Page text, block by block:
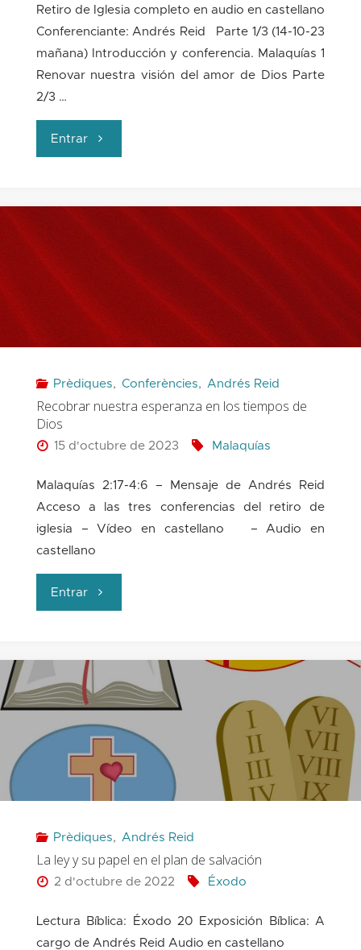
Retiro de Iglesia completo en audio en castellano
Conferenciante: Andrés Reid Parte 1/3 (14-10-23
mañana) Introducción y conferencia. Malaquías 1
Renovar nuestra visión del amor de Dios Parte
2/3 …
Entrar"Recobrar nuestra
nuestra
en
Prèdiques, Conferències, Andrés Reid
Recobrar nuestra esperanza en los tiempos de
Dios
15 d'octubre de 2023 Malaquías
Malaquías 2:17-4:6 – Mensaje de Andrés Reid
Acceso a las tres conferencias del retiro de
iglesia – Vídeo en castellano – Audio en
castellano
Entrar"Recobrar
esperanza
en
los
tiempos
Dios"
Prèdiques, Andrés Reid
La ley y su papel en el plan de salvación
2 d'octubre de 2022 Éxodo
Lectura Bíblica: Éxodo 20 Exposición Bíblica: A
cargo de Andrés Reid Audio en castellano